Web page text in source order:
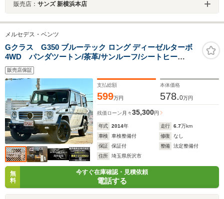
販売店： サンズ 新横浜本店
メルセデス・ベンツ
Gクラス G350 ブルーテック ロング ディーゼルターボ
4WD パンダツートン/茶革/サンルーフ/シートヒー
タ/harman kardon/ライトガード/メモリーシート/前後フ
ォグ/WAAC/ETC/BSM/バックカメラ
販売店保証
支払総額
599万円
本体価格
578.0万円
残価ローン 月々35,300円
年式 2014年 走行 6.7万km
車検
車検整備付 修復
なし
保証
保証付 整備
法定整備付
住所
埼玉県所沢市
無
料
今すぐ在庫確認・見積依頼
電話する